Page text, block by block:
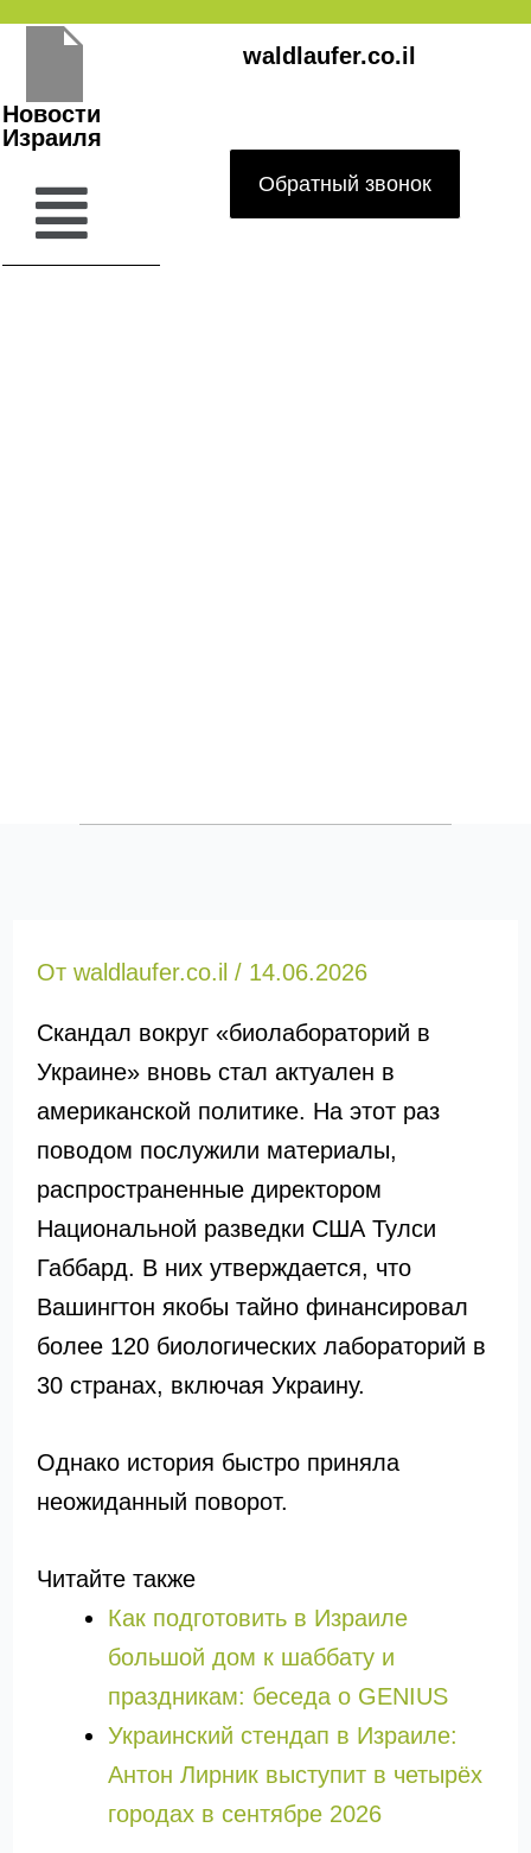
Перейти
содержимому
waldlaufer.co.il
Новости
Израиля
Обратный звонок
От waldlaufer.co.il / 14.06.2026
Скандал вокруг «биолабораторий в
Украине» вновь стал актуален в
американской политике. На этот раз
поводом послужили материалы,
распространенные директором
Национальной разведки США Тулси
Габбард. В них утверждается, что
Вашингтон якобы тайно финансировал
более 120 биологических лабораторий в
30 странах, включая Украину.
Однако история быстро приняла
неожиданный поворот.
Читайте также
Как подготовить в Израиле
большой дом к шаббату и
праздникам: беседа о GENIUS
Украинский стендап в Израиле:
Антон Лирник выступит в четырёх
городах в сентябре 2026